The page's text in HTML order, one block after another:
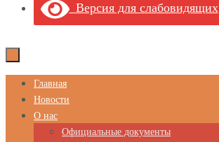
Версия для слабовидящих
Перейти
содержимому
Главная
Новости
О нас
Официальные документы